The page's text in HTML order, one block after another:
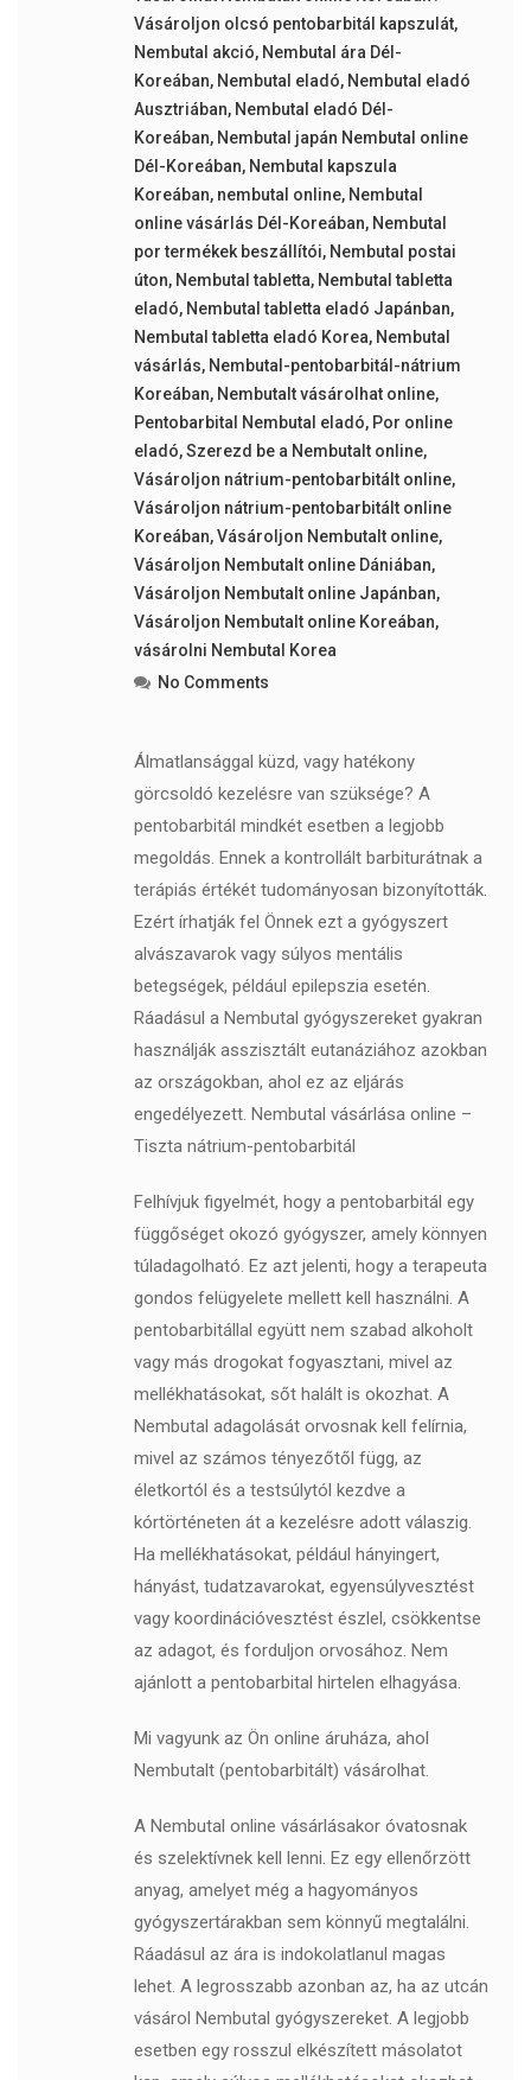
Vásároljon olcsó pentobarbitál kapszulát,
Nembutal akció, Nembutal ára Dél-
Koreában, Nembutal eladó, Nembutal eladó
Ausztriában, Nembutal eladó Dél-
Koreában, Nembutal japán Nembutal online
Dél-Koreában, Nembutal kapszula
Koreában, nembutal online, Nembutal
online vásárlás Dél-Koreában, Nembutal
por termékek beszállítói, Nembutal postai
úton, Nembutal tabletta, Nembutal tabletta
eladó, Nembutal tabletta eladó Japánban,
Nembutal tabletta eladó Korea, Nembutal
vásárlás, Nembutal-pentobarbitál-nátrium
Koreában, Nembutalt vásárolhat online,
Pentobarbital Nembutal eladó, Por online
eladó,Szerezd be a Nembutalt online,
Vásároljon nátrium-pentobarbitált online,
Vásároljon nátrium-pentobarbitált online
Koreában,Vásároljon Nembutalt online,
Vásároljon Nembutalt online Dániában,
Vásároljon Nembutalt online Japánban,
Vásároljon Nembutalt online Koreában,
vásárolni Nembutal Korea
No Comments
Álmatlansággal küzd, vagy hatékony
görcsoldó kezelésre van szüksége? A
pentobarbitál mindkét esetben a legjobb
megoldás. Ennek a kontrollált barbiturátnak a
terápiás értékét tudományosan bizonyították.
Ezért írhatják fel Önnek ezt a gyógyszert
alvászavarok vagy súlyos mentális
betegségek, például epilepszia esetén.
Ráadásul a Nembutal gyógyszereket gyakran
használják asszisztált eutanáziához azokban
az országokban, ahol ez az eljárás
engedélyezett. Nembutal vásárlása online –
Tiszta nátrium-pentobarbitál
Felhívjuk figyelmét, hogy a pentobarbitál egy
függőséget okozó gyógyszer, amely könnyen
túladagolható. Ez azt jelenti, hogy a terapeuta
gondos felügyelete mellett kell használni. A
pentobarbitállal együtt nem szabad alkoholt
vagy más drogokat fogyasztani, mivel az
mellékhatásokat, sőt halált is okozhat. A
Nembutal adagolását orvosnak kell felírnia,
mivel az számos tényezőtől függ, az
életkortól és a testsúlytól kezdve a
kórtörténeten át a kezelésre adott válaszig.
Ha mellékhatásokat, például hányingert,
hányást, tudatzavarokat, egyensúlyvesztést
vagy koordinációvesztést észlel, csökkentse
az adagot, és forduljon orvosához. Nem
ajánlott a pentobarbital hirtelen elhagyása.
Mi vagyunk az Ön online áruháza, ahol
Nembutalt (pentobarbitált) vásárolhat.
A Nembutal online vásárlásakor óvatosnak
és szelektívnek kell lenni. Ez egy ellenőrzött
anyag, amelyet még a hagyományos
gyógyszertárakban sem könnyű megtalálni.
Ráadásul az ára is indokolatlanul magas
lehet. A legrosszabb azonban az, ha az utcán
vásárol Nembutal gyógyszereket. A legjobb
esetben egy rosszul elkészített másolatot